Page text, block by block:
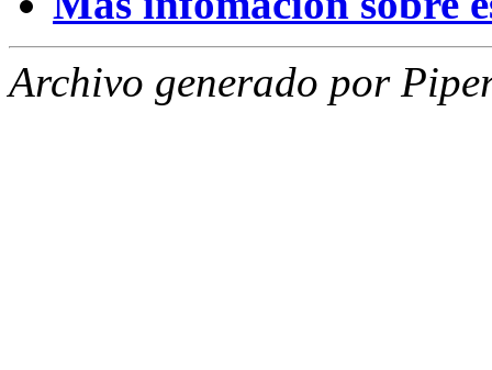
Archivo generado por